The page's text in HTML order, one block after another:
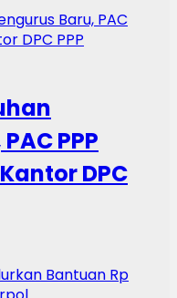
PPP
DPC